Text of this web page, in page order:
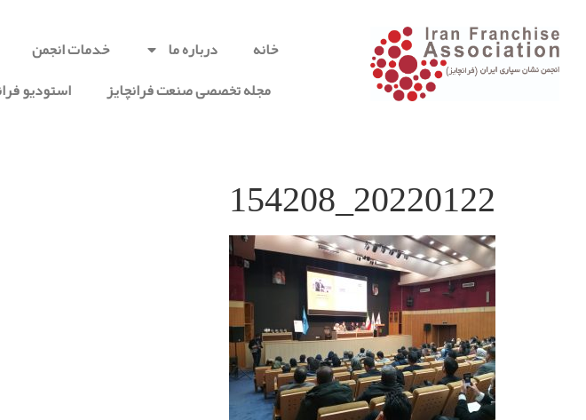
خانه درباره ما خدمات انجمن
مجله تخصصی صنعت فرانچایز
استودیو
20220122_154208